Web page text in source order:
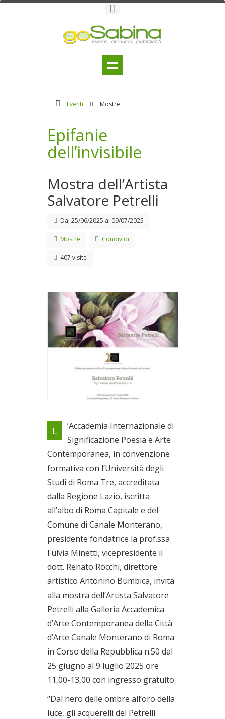
Eventi Mostre
Epifanie
dell’invisibile
Mostra dell’Artista
Salvatore Petrelli
Dal 25/06/2025 al 09/07/2025
Mostre Condividi
407 visite
Mostra dell’Artista Salvatore
Petrelli
Dal 25/06/2025 al
09/07/2025
L
’Accademia Internazionale di
Significazione Poesia e Arte
Contemporanea, in convenzione
formativa con l’Università degli
Studi di Roma Tre, accreditata
dalla Regione Lazio, iscritta
all’albo di Roma Capitale e del
Comune di Canale Monterano,
presidente fondatrice la prof.ssa
Fulvia Minetti, vicepresidente il
dott. Renato Rocchi, direttore
artistico Antonino Bumbica, invita
alla mostra dell’Artista Salvatore
Petrelli alla Galleria Accademica
d’Arte Contemporanea della Città
d’Arte Canale Monterano di Roma
in Corso della Repubblica n.50 dal
25 giugno al 9 luglio 2025 ore
11,00-13,00 con ingresso gratuito.
“Dal nero delle ombre all’oro della
luce, gli acquerelli del Petrelli